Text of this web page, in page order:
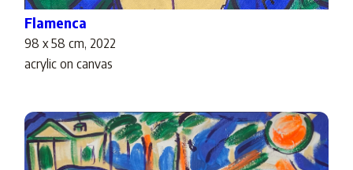
Flamenca
98 x 58 cm, 2022
acrylic on canvas